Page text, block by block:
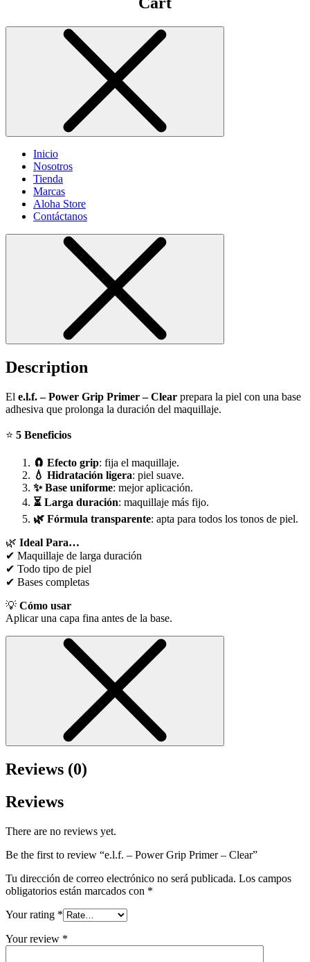
Inicio
Nosotros
Tienda
Marcas
Aloha Store
Contáctanos
Description
El e.l.f. – Power Grip Primer – Clear prepara la piel con una base
adhesiva que prolonga la duración del maquillaje.
⭐ 5 Beneficios
🧲 Efecto grip: fija el maquillaje.
💧 Hidratación ligera: piel suave.
✨ Base uniforme: mejor aplicación.
⏳ Larga duración: maquillaje más fijo.
🌿 Fórmula transparente: apta para todos los tonos de piel.
🌿 Ideal Para…
✔ Maquillaje de larga duración
✔ Todo tipo de piel
✔ Bases completas
💡 Cómo usar
Aplicar una capa fina antes de la base.
Reviews (0)
Reviews
There are no reviews yet.
Be the first to review “e.l.f. – Power Grip Primer – Clear”
Tu dirección de correo electrónico no será publicada. Los campos
obligatorios están marcados con *
Your rating *
Your review *